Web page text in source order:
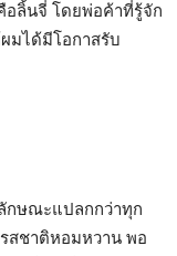
อลิ้นจี่ โดยพ่อค้าที่รู้จัก
มได้มีโอกาสรับ
กษณะแปลกกว่าทุก
สชาติหอมหวาน พอ